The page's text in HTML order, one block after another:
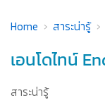
Home สาระน่ารู้
เอนโดไทน์
สาระน่ารู้